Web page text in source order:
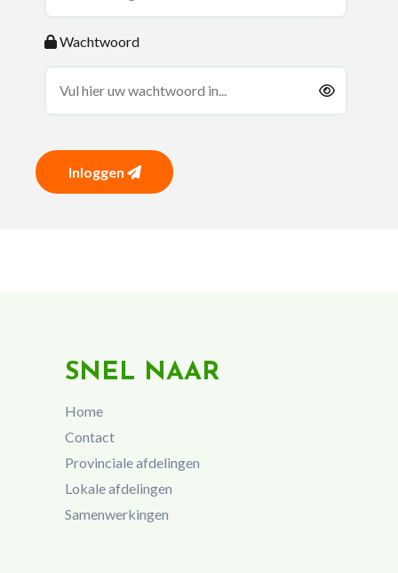
Wachtwoord
Inloggen
SNEL NAAR
Home
Contact
Provinciale afdelingen
Lokale afdelingen
Samenwerkingen